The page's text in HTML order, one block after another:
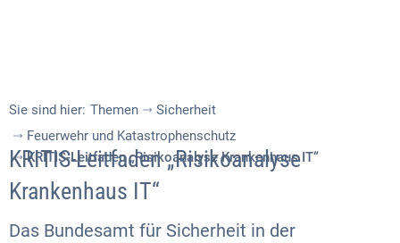
Sie sind hier: Themen
Sicherheit
Feuerwehr und Katastrophenschutz
KRITIS-Leitfaden „Risikoanalyse Krankenhaus IT“
KRITIS-Leitfaden „Risikoanalyse
Krankenhaus IT“
Das Bundesamt für Sicherheit in der